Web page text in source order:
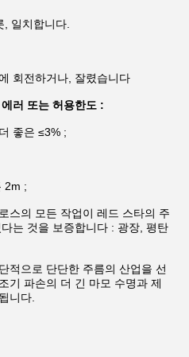
일치합니다.
회전하거나, 잘렸습니다
러 또는 허용한도 :
좋은 ≤3% ;
2m ;
스의 모든 작업이 레드 스타의 주
는 것을 보증합니다 : 광장, 평탄
적으로 단단한 주름의 산업을 선
기 파손의 더 긴 마모 수명과 제
니다.